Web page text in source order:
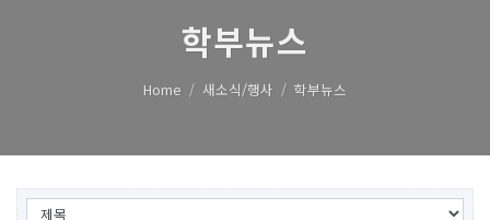
학부뉴스
Home 새소식/행사 학부뉴스